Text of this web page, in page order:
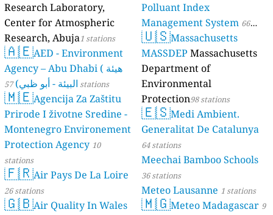
Research Laboratory,
Center for Atmospheric
Research, Abuja1 stations
🇦🇪AED - Environment
Agency – Abu Dhabi ( هيئة
البيئة - أبو ظبي) 57 stations
🇲🇪Agencija Za Zaštitu
Prirode I životne Sredine -
Montenegro Environement
Protection Agency 10
stations
🇫🇷Air Pays De La Loire
26 stations
🇬🇧Air Quality In Wales
Polluant Index
Management System 66
stations
🇺🇸Massachusetts
MASSDEP Massachusetts
Department of
Environmental
Protection98 stations
🇪🇸Medi Ambient.
Generalitat De Catalunya
64 stations
Meechai Bamboo Schools
36 stations
Meteo Lausanne 1 stations
🇲🇬Meteo Madagascar 9